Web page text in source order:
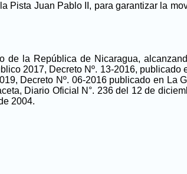
Pista Juan Pablo II, para garantizar la
de la República de Nicaragua,
2017, Decreto Nº. 13-2016, publicado
Decreto Nº. 06-2016 publicado en La
Diario Oficial N°. 236 del 12 de
2004.